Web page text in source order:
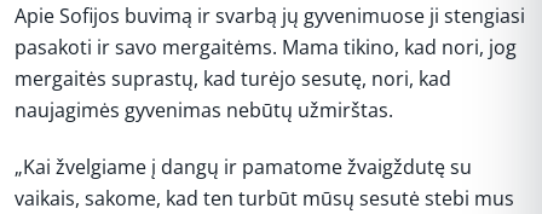
Apie Sofijos buvimą ir svarbą jų gyvenimuose ji stengiasi
pasakoti ir savo mergaitėms. Mama tikino, kad nori, jog
mergaitės suprastų, kad turėjo sesutę, nori, kad
naujagimės gyvenimas nebūtų užmirštas.
„Kai žvelgiame į dangų ir pamatome žvaigždutę su
vaikais, sakome, kad ten turbūt mūsų sesutė stebi mus